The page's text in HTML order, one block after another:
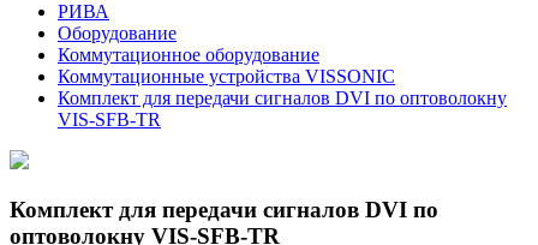
РИВА
Оборудование
Коммутационное оборудование
Коммутационные устройства VISSONIC
Комплект для передачи сигналов DVI по оптоволокну
VIS-SFB-TR
Комплект для передачи сигналов DVI по
оптоволокну VIS-SFB-TR